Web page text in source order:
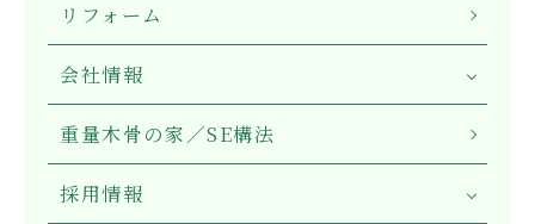
リフォーム
会社情報
重量木骨の家／SE構法
採用情報